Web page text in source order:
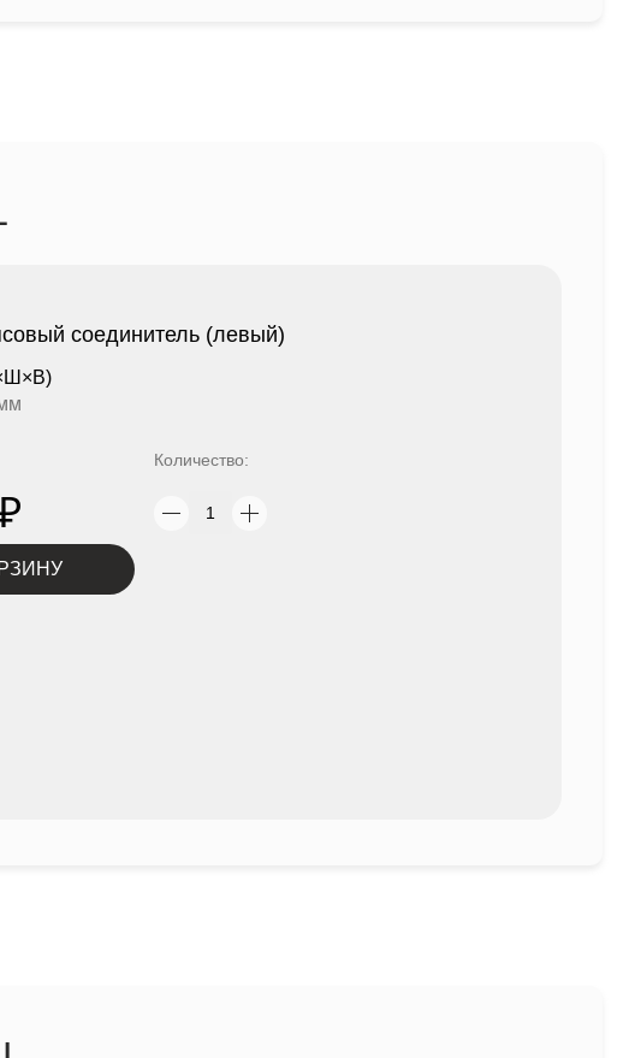
соединитель (левый)
Количество: